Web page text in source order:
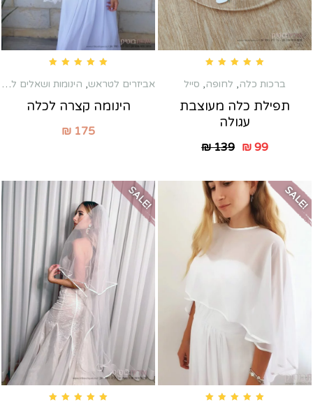
ברכות כלה, לחופה, סייל
תפילת כלה מעוצבת
עגולה
₪139 ₪99
אביזרים לטראש, הינומות ושאלים לחופה
הינומה קצרה לכלה
₪ 175
SALE!
SALE!